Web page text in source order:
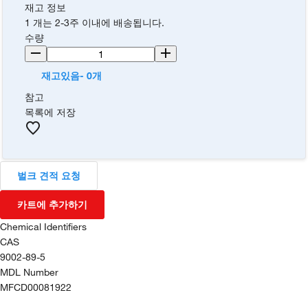
재고 정보
1 개는 2-3주 이내에 배송됩니다.
수량
재고있음- 0개
참고
목록에 저장
벌크 견적 요청
카트에 추가하기
Chemical Identifiers
CAS
9002-89-5
MDL Number
MFCD00081922